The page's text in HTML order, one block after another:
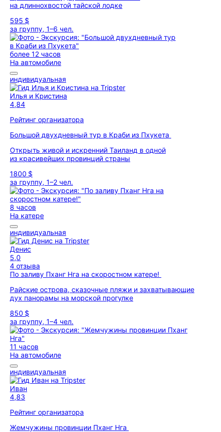
на длиннохвостой тайской лодке
595 $
за группу, 1–6 чел.
более 12 часов
На автомобиле
индивидуальная
Илья и Кристина
4,84
Рейтинг организатора
Большой двухдневный тур в Краби из Пхукета
Открыть живой и искренний Таиланд в одной
из красивейших провинций страны
1800 $
за группу, 1–2 чел.
8 часов
На катере
индивидуальная
Денис
5,0
4 отзыва
По заливу Пханг Нга на скоростном катере!
Райские острова, сказочные пляжи и захватывающие
дух панорамы на морской прогулке
850 $
за группу, 1–4 чел.
11 часов
На автомобиле
индивидуальная
Иван
4,83
Рейтинг организатора
Жемчужины провинции Пханг Нга